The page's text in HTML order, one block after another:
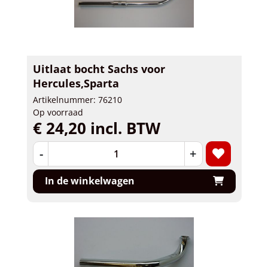
Uitlaat bocht Sachs voor
Hercules,Sparta
Artikelnummer: 76210
Op voorraad
€ 24,20 incl. BTW
- +
In de winkelwagen